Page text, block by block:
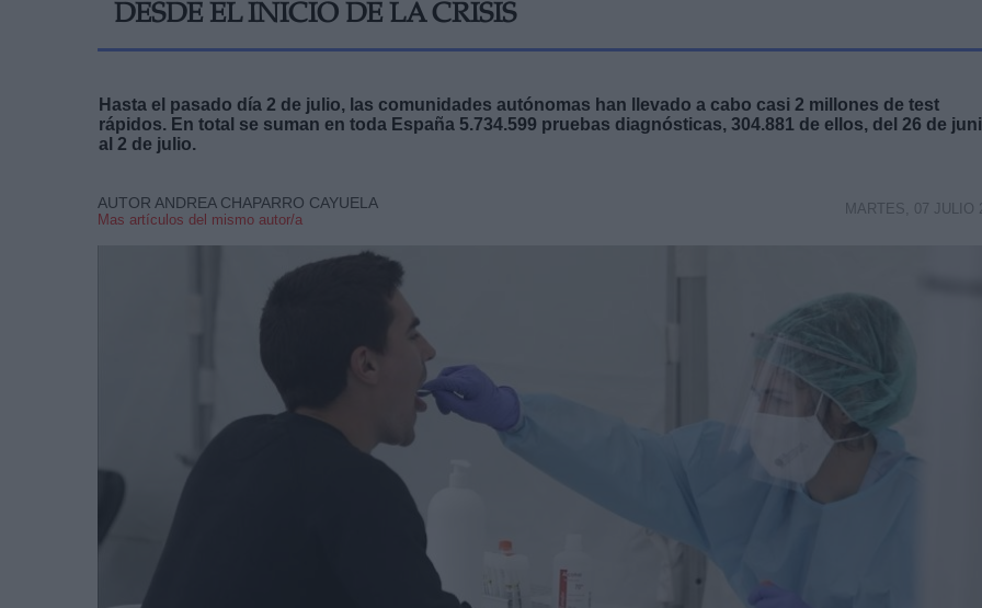
DESDE EL INICIO DE LA CRISIS
Hasta el pasado día 2 de julio, las comunidades autónomas han llevado a cabo casi 2 millones de test
rápidos. En total se suman en toda España 5.734.599 pruebas diagnósticas, 304.881 de ellos, del 26 de
al 2 de julio.
AUTOR ANDREA CHAPARRO CAYUELA
Mas artículos del mismo autor/a
MARTES, 07 JULIO
Información adicional
link